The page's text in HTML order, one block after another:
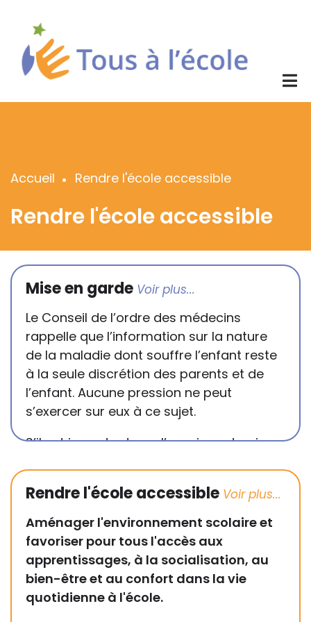
contenu
principal
Fil
d'Ariane
Accueil Rendre l'école accessible
Rendre l'école accessible
Mise en garde
Le Conseil de l’ordre des médecins
rappelle que l’information sur la nature
de la maladie dont souffre l’enfant reste
à la seule discrétion des parents et de
l’enfant. Aucune pression ne peut
s’exercer sur eux à ce sujet.
S’il est important que l’enseignant puisse
handicap sur les apprentissages, cela ne
passe pas forcément pas l’exposé du
diagnostic en tant que tel.
Cette information doit être adaptée par
chacun, dans le respect de l’individu en
particulier, enfant et adulte, et prendre en
Rendre l'école accessible
Aménager l'environnement scolaire et
favoriser pour tous l'accès aux
apprentissages, à la socialisation, au
bien-être et au confort dans la vie
quotidienne à l'école.